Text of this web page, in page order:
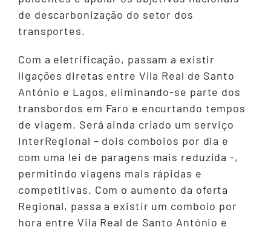
de descarbonização do setor dos
transportes.
Com a eletrificação, passam a existir
ligações diretas entre Vila Real de Santo
António e Lagos, eliminando-se parte dos
transbordos em Faro e encurtando tempos
de viagem. Será ainda criado um serviço
InterRegional – dois comboios por dia e
com uma lei de paragens mais reduzida -,
permitindo viagens mais rápidas e
competitivas. Com o aumento da oferta
Regional, passa a existir um comboio por
hora entre Vila Real de Santo António e